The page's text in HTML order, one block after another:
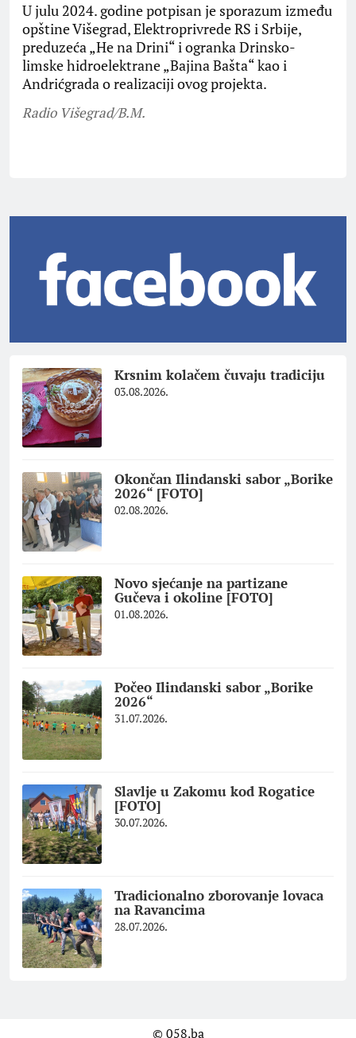
U julu 2024. godine potpisan je sporazum između
opštine Višegrad, Elektroprivrede RS i Srbije,
preduzeća „He na Drini“ i ogranka Drinsko-
limske hidroelektrane „Bajina Bašta“ kao i
Andrićgrada o realizaciji ovog projekta.
Radio Višegrad/B.M.
Krsnim kolačem čuvaju tradiciju
03.08.2026.
Okončan Ilindanski sabor „Borike
2026“ [FOTO]
02.08.2026.
Novo sjećanje na partizane
Gučeva i okoline [FOTO]
01.08.2026.
Počeo Ilindanski sabor „Borike
2026“
31.07.2026.
Slavlje u Zakomu kod Rogatice
[FOTO]
30.07.2026.
Tradicionalno zborovanje lovaca
na Ravancima
28.07.2026.
© 058.ba